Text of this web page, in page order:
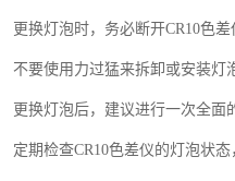
更换灯泡时，务必断开CR10色差
不要使用力过猛来拆卸或安装灯
更换灯泡后，建议进行一次全面
定期检查CR10色差仪的灯泡状